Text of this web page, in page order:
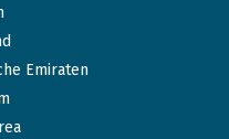
Emiraten